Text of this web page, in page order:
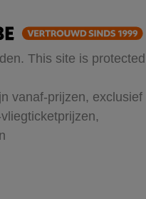
This site is protected
vanaf-prijzen, exclusief